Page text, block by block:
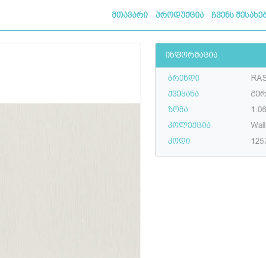
მთავარი პროდუქცია ჩვენს
ინფორმაცია
ბრენდი
ქვეყანა
ზომა
კოლექცია
კოდი